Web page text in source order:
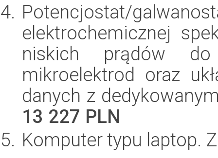
Potencjostat/
elektrochemicznej
niskich prądów
mikroelektrod oraz
danych z
13 227 PLN
Komputer typu laptop.